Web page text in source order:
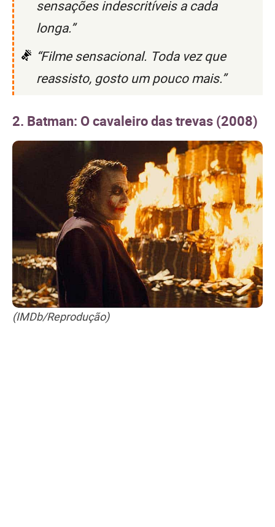
sensações indescritíveis a cada
longa.”
“Filme sensacional. Toda vez que
reassisto, gosto um pouco mais.”
2. Batman: O cavaleiro das trevas (2008)
(IMDb/Reprodução)